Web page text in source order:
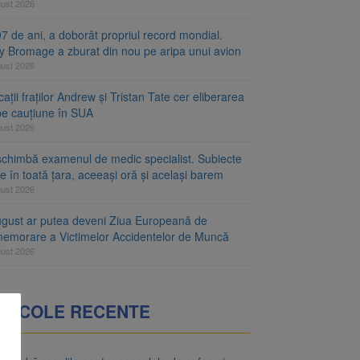
2026
de ani, a doborât propriul record mondial.
Bromage a zburat din nou pe aripa unui avion
2026
fraților Andrew și Tristan Tate cer eliberarea
cauțiune în SUA
2026
examenul de medic specialist. Subiecte
în toată țara, aceeași oră și același barem
2026
ar putea deveni Ziua Europeană de
a Victimelor Accidentelor de Muncă
2026
RECENTE